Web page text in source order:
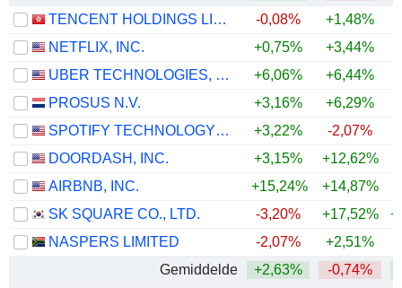
TENCENT HOLDINGS LIMITED
-0,08% +1,48%
NETFLIX, INC.
+0,75% +3,44%
UBER TECHNOLOGIES, INC.
+6,06% +6,44%
PROSUS N.V.
+3,16% +6,29%
SPOTIFY TECHNOLOGY S.A.
+3,22% -2,07%
DOORDASH, INC.
+3,15% +12,62%
AIRBNB, INC.
+15,24% +14,87%
SK SQUARE CO., LTD.
-3,20% +17,52%
NASPERS LIMITED
-2,07% +2,51%
Gemiddelde
+2,63% -0,74%